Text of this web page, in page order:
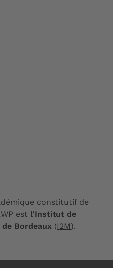
constitutif de
est l'Institut de
Bordeaux (I2M).